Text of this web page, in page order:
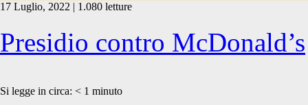
Tag:
<span>presidio
17 Luglio, 2022 | 1.080 letture
Presidio contro McDonald’s
Si legge in circa: < 1 minuto